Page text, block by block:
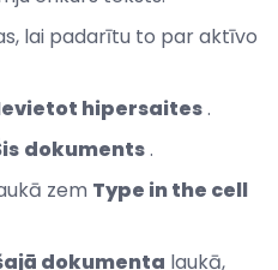
lai padarītu to par aktīvo
hipersaites.
dokuments.
zem Type in the cell
dokumenta laukā,